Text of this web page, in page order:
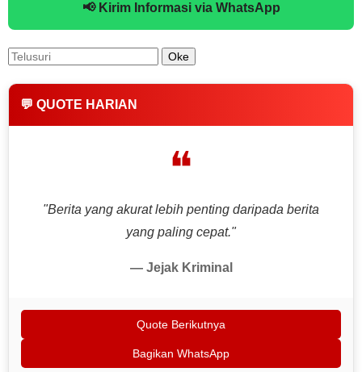
📢 Kirim Informasi via WhatsApp
💬 QUOTE HARIAN
❝
"Berita yang akurat lebih penting daripada berita
yang paling cepat."
— Jejak Kriminal
Quote Berikutnya
Bagikan WhatsApp